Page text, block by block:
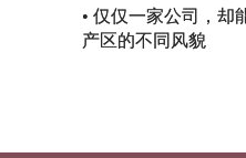
• 仅仅一家公司，却
产区的不同风貌